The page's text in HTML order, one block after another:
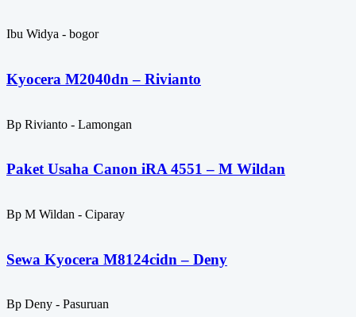
Ibu Widya - bogor
Kyocera M2040dn – Rivianto
Bp Rivianto - Lamongan
Paket Usaha Canon iRA 4551 – M Wildan
Bp M Wildan - Ciparay
Sewa Kyocera M8124cidn – Deny
Bp Deny - Pasuruan